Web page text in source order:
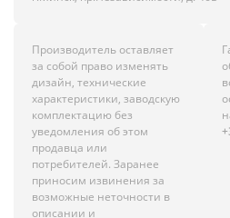
Производитель оставляет
за собой право изменять
дизайн, технические
характеристики, заводскую
комплектацию без
уведомления об этом
продавца или
потребителей. Заранее
приносим извинения за
возможные неточности в
описании и